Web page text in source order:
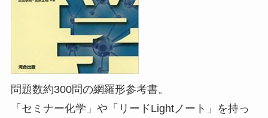
問題数約300問の網羅形参考書。
「セミナー化学」や「リードLightノート」を持っ